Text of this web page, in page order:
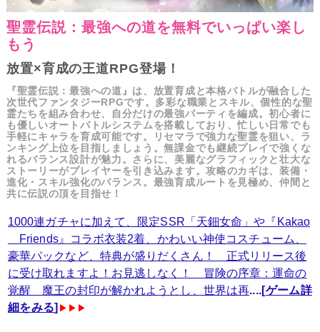
聖霊伝説：最強への道を無料でいっぱい楽し
もう
放置×育成の王道RPG登場！
『聖霊伝説：最強への道』は、放置育成と本格バトルが融合した
次世代ファンタジーRPGです。多彩な職業とスキル、個性的な聖
霊たちを組み合わせ、自分だけの最強パーティを編成。初心者に
も優しいオートバトルシステムを搭載しており、忙しい日常でも
手軽にキャラを育成可能です。リセマラで強力な聖霊を狙い、ラ
ンキング上位を目指しましょう。無課金でも継続プレイで強くな
れるバランス設計が魅力。さらに、美麗なグラフィックと壮大な
ストーリーがプレイヤーを引き込みます。攻略のカギは、装備・
進化・スキル強化のバランス。最強育成ルートを見極め、仲間と
共に伝説の頂を目指せ！
1000連ガチャに加えて、限定SSR「天鈿女命」や『Kakao
Friends』コラボ衣装2着、かわいい神使コスチューム、
豪華パックなど、特典が盛りだくさん！ 正式リリース後
に受け取れますよ！お見逃しなく！ 冒険の序章：運命の
覚醒 魔王の封印が解かれようとし、世界は再....[ゲーム詳
細をみる] ▶▶▶